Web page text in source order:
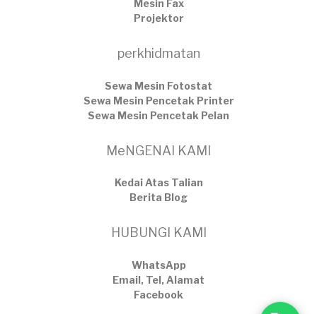
Mesin Fax
Projektor
perkhidmatan
Sewa Mesin Fotostat
Sewa Mesin Pencetak Printer
Sewa Mesin Pencetak Pelan
MeNGENAI KAMI
Kedai Atas Talian
​Berita Blog
HUBUNGI KAMI
WhatsApp
Email, Tel, Alamat
Facebook